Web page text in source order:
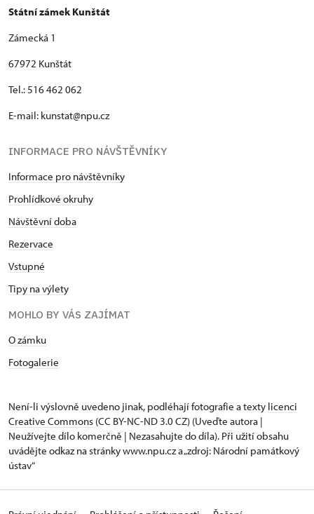
Státní zámek Kunštát
Zámecká 1
67972 Kunštát
Tel.: 516 462 062
E-mail: kunstat@npu.cz
INFORMACE PRO NÁVŠTĚVNÍKY
Informace pro návštěvníky
Prohlídkové okruhy
Návštěvní doba
Rezervace
Vstupné
Tipy na výlety
MOHLO BY VÁS ZAJÍMAT
O zámku
Fotogalerie
Není-li výslovně uvedeno jinak, podléhají fotografie a texty licenci
Creative Commons (CC BY-NC-ND 3.0 CZ) (Uveďte autora |
Neužívejte dílo komerčně | Nezasahujte do díla). Při užití obsahu
uvádějte odkaz na stránky www.npu.cz a „zdroj: Národní památkový
ústav“